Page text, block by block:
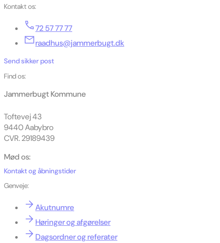
Kontakt os:
72 57 77 77
raadhus@jammerbugt.dk
Send sikker post
Find os:
Jammerbugt Kommune
Toftevej 43
9440 Aabybro
CVR. 29189439
Mød os:
Kontakt og åbningstider
Genveje:
Akutnumre
Høringer og afgørelser
Dagsordner og referater